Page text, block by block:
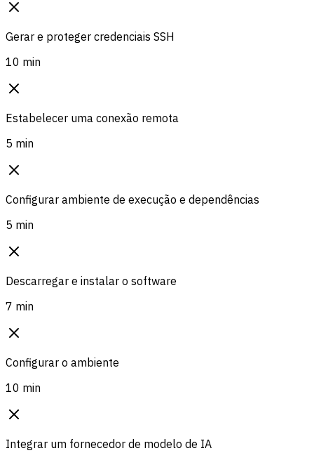
Gerar e proteger credenciais SSH
10 min
Estabelecer uma conexão remota
5 min
Configurar ambiente de execução e dependências
5 min
Descarregar e instalar o software
7 min
Configurar o ambiente
10 min
Integrar um fornecedor de modelo de IA